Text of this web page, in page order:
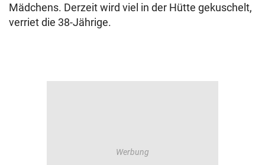
Mädchens. Derzeit wird viel in der Hütte gekuschelt,
verriet die 38-Jährige.